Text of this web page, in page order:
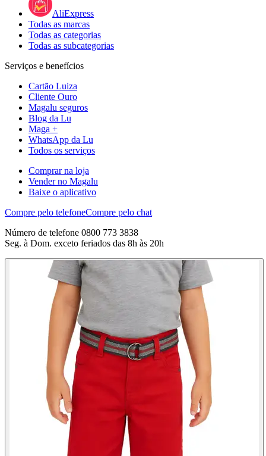
AliExpress
Todas as marcas
Todas as categorias
Todas as subcategorias
Serviços e benefícios
Cartão Luiza
Cliente Ouro
Magalu seguros
Blog da Lu
Maga +
WhatsApp da Lu
Todos os serviços
Comprar na loja
Vender no Magalu
Baixe o aplicativo
Compre pelo telefoneCompre pelo chat
Número de telefone 0800 773 3838
Seg. à Dom. exceto feriados das 8h às 20h